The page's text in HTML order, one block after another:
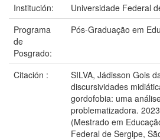
Institución:
Universidade Federal
Programa
de
Posgrado:
Pós-Graduação em
Citación :
SILVA, Jádisson Gois
discursividades
gordofobia: uma
problematizadora.
(Mestrado em
Federal de Sergipe,